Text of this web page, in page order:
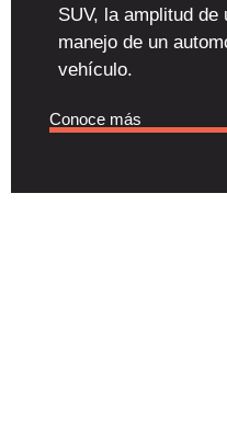
SUV, la amplitud de
manejo de un
vehículo.
Conoce más